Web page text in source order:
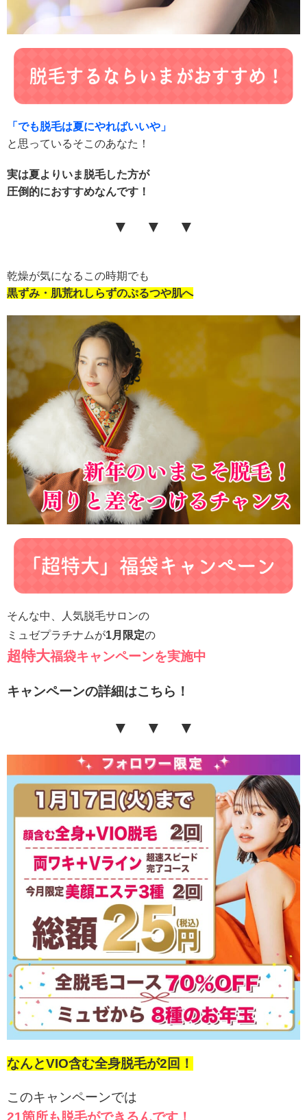
「でも脱毛は夏にやればいいや」
と思っているそこのあなた！
実は夏よりいま脱毛した方が
圧倒的におすすめなんです！
▼ ▼ ▼
乾燥が気になるこの時期でも
黒ずみ・肌荒れしらずのぷるつや肌へ
そんな中、人気脱毛サロンの
ミュゼプラチナムが1月限定の
超特大福袋キャンペーンを実施中
キャンペーンの詳細はこちら！
▼ ▼ ▼
なんとVIO含む全身脱毛が2回！
このキャンペーンでは
21箇所も脱毛ができるんです！